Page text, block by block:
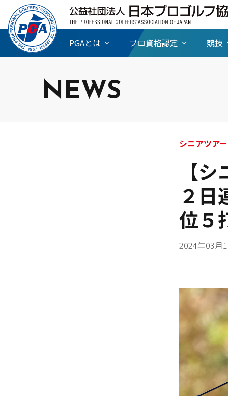
PGAとは プロ資格認定 競技
NEWS
シニアツアー
【
２日
位５
2024年03月